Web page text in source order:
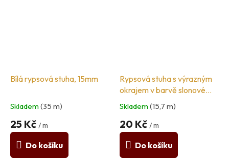
Bílá rypsová stuha, 15mm
Skladem(35 m)
25 Kč / m
Do košíku
Rypsová stuha s výrazným
okrajem v barvě slonové
kosti, 10mm
Skladem(15,7 m)
20 Kč / m
Do košíku